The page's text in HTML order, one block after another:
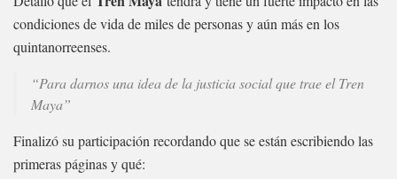
condiciones de vida de miles de personas y aún más en los
quintanorreenses.
“Para darnos una idea de la justicia social que trae el Tren
Maya”
Finalizó su participación recordando que se están escribiendo las
primeras páginas y qué: